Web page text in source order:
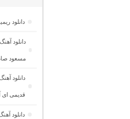
دانلود ریمیکس ناخوش ۲ “احساسی
مسعود
دانلود
قدیمی ای
دانلود